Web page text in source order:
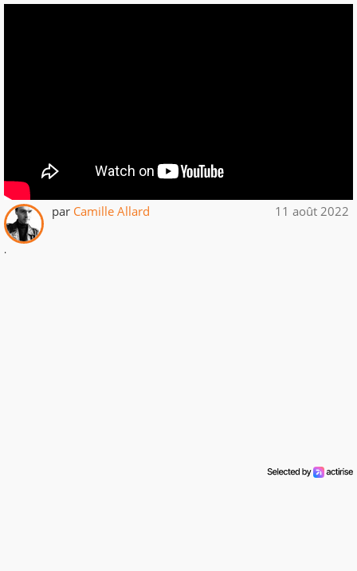
par Camille Allard 11 août 2022
.